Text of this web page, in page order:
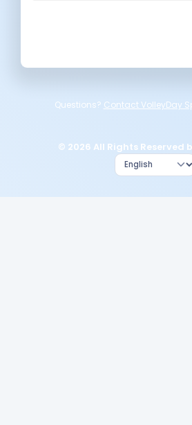
Questions? Contact VolleyDay
© 2026 All Rights Reserved